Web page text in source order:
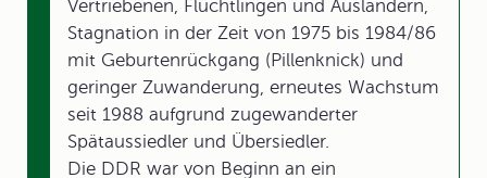
Vertriebenen, Flüchtlingen und Ausländern,
Stagnation in der Zeit von 1975 bis 1984/86
mit Geburtenrückgang (Pillenknick) und
geringer Zuwanderung, erneutes Wachstum
seit 1988 aufgrund zugewanderter
Spätaussiedler und Übersiedler.
Die DDR war von Beginn an ein